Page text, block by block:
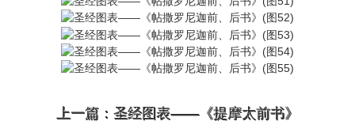
上一篇：圣经图表——《提摩太前书》